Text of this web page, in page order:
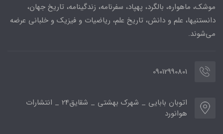
موشک، ماهواره، بالگرد، پهپاد، سفرنامه، زندگینامه، تاریخ جهان،
دانستنیها، علم و دانش، تاریخ علم، ریاضیات و فیزیک و خلبانی عرضه
می‌شوند.
09012990801
اتوبان بابایی _ شهرک بهشتی _ شقایق24 _ انتشارات
هوانورد